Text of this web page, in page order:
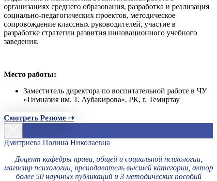
организациях среднего образования, разработка и реализация
социально-педагогических проектов, методическое
сопровождение классных руководителей, участие в
разработке стратегии развития инновационного учебного
заведения.
Место работы:
Заместитель директора по воспитательной работе в ЧУ
«Гимназия им. Т. Аубакирова», РК, г. Темиртау
Смотреть Резюме ➝
Дмитриева Полина Николаевна
Доцент кафедры права, общей и социальной психологии,
магистр психологии, преподаватель высшей категории, автор
более 50 научных публикаций и 3 методических пособий